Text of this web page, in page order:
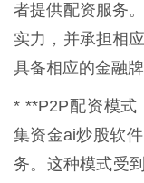
者提供配资服务
实力，并承担相
具备相应的金融牌
* **P2P配资模式
集资金ai炒股软
务。这种模式受